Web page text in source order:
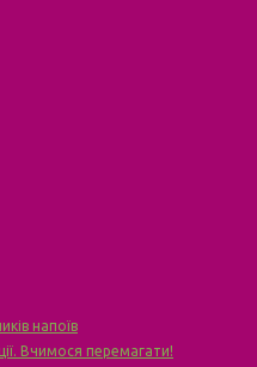
напоїв
Вчимося перемагати!